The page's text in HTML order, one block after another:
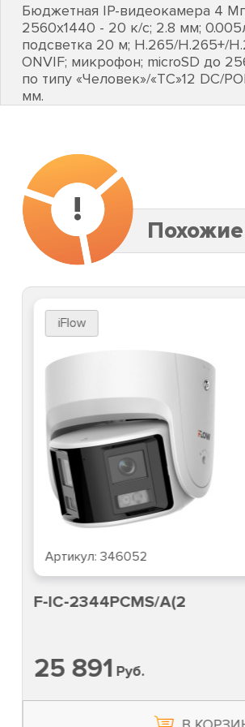
Бюджетная IP-видеокамера 4 Мп
2560х1440 - 20 к/с; 2.8 мм;
подсветка 20 м; H.265/H.265+/
ONVIF; микрофон; microSD до
по типу «Человек»/«ТС»12 DC/
мм.
!
iFlow
Артикул:346052
F-IC-2344PCMS/A(2
25 891 Руб.